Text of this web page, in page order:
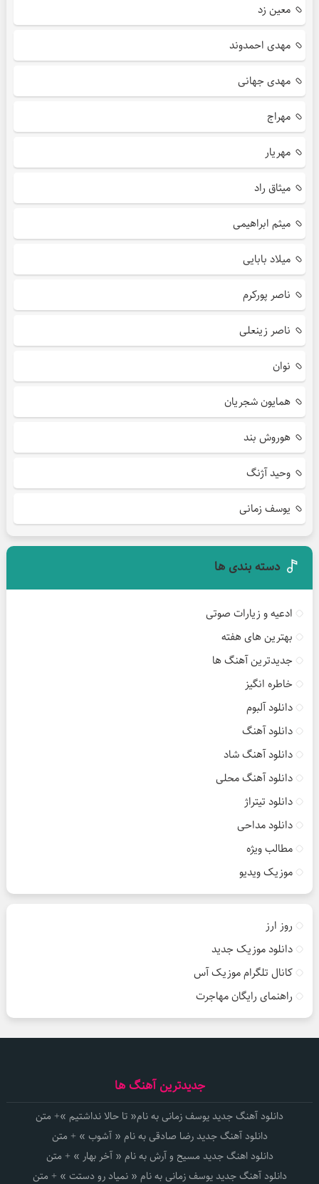
معین زد
مهدی احمدوند
مهدی جهانی
مهراج
مهریار
میثاق راد
میثم ابراهیمی
میلاد بابایی
ناصر پورکرم
ناصر زینعلی
نوان
همایون شجریان
هوروش بند
وحید آژنگ
یوسف زمانی
دسته بندی ها
ادعیه و زیارات صوتی
بهترین های هفته
جدیدترین آهنگ ها
خاطره انگیز
دانلود آلبوم
دانلود آهنگ
دانلود آهنگ شاد
دانلود آهنگ محلی
دانلود تیتراژ
دانلود مداحی
مطالب ویژه
موزیک ویدیو
روز ارز
دانلود موزیک جدید
کانال تلگرام موزیک آس
راهنمای رایگان مهاجرت
جدیدترین آهنگ ها
دانلود آهنگ جدید یوسف زمانی به نام« تا حالا نداشتیم »+ متن
دانلود آهنگ جدید رضا صادقی به نام « آشوب » + متن
دانلود اهنگ جدید مسیح و آرش به نام « آخر بهار » + متن
دانلود آهنگ جدید یوسف زمانی به نام « نمیاد رو دستت » + متن